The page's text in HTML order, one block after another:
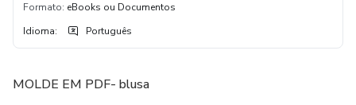
Formato: eBooks ou Documentos
Idioma: Português
MOLDE EM PDF- blusa